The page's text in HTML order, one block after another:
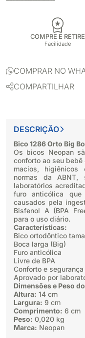
COMPRE E RETIRE
Facilidade
COMPRAR NO
COMPARTILHAR
DESCRIÇÃO
Bico 1286 Orto Big
Os bicos Neopan
conforto ao seu bebê
macios,
normas da ABNT,
laboratórios
furo anticólica
causados pela
Bisfenol A (BPA
para o uso diário.
Características:
Bico ortodôntico
Boca larga (Big)
Furo anticólica
Livre de BPA
Conforto e
Aprovado por
Dimensões e Peso
Altura: 14 cm
Largura: 9 cm
Comprimento: 6 cm
Peso: 0,020 kg
Marca: Neopan